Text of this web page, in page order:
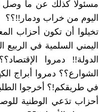
مسئولا كذلك عن ما وصل
اليوم من خراب ودمار!!؟؟
تخيلوا أن تكون أحزاب
اليمني السلمية في
الدولة!! دمروا
الشوارع؟؟ دمروا أبراج
في طريقكم!؟ أخرجوا
أحزاب تدَعي الوطنية